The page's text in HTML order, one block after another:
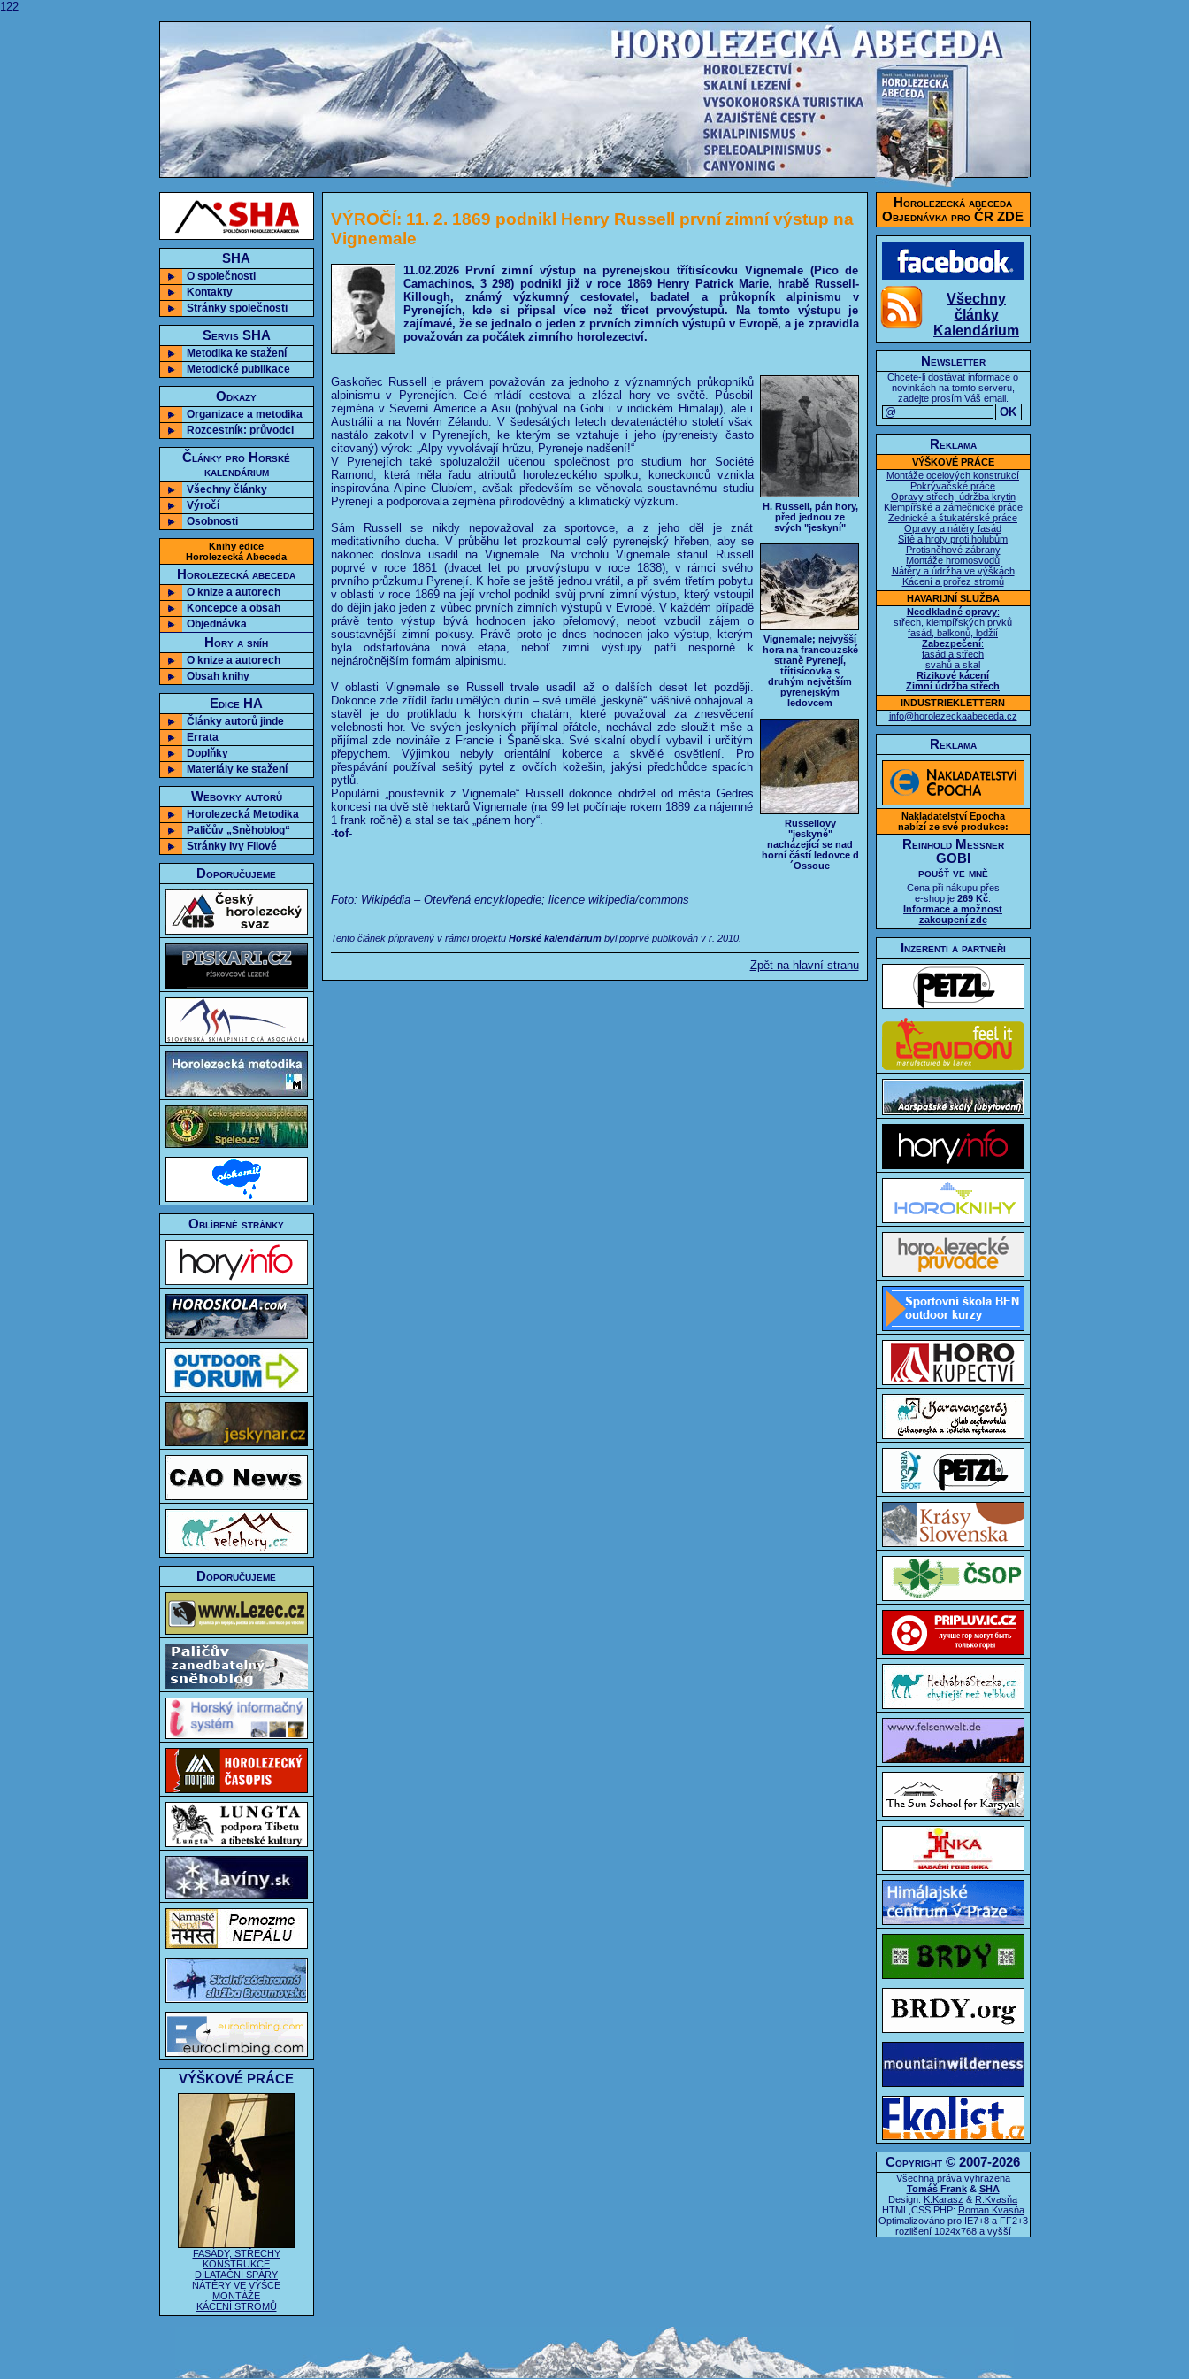
122
SHA
O společnosti
Kontakty
Stránky společnosti
Servis SHA
Metodika ke stažení
Metodické publikace
Odkazy
Organizace a metodika
Rozcestník: průvodci
Články pro Horské
kalendárium
Všechny články
Výročí
Osobnosti
Knihy edice
Horolezecká Abeceda
Horolezecká abeceda
O knize a autorech
Koncepce a obsah
Objednávka
Hory a sníh
O knize a autorech
Obsah knihy
Edice HA
Články autorů jinde
Errata
Doplňky
Materiály ke stažení
Webovky autorů
Horolezecká Metodika
Paličův „Sněhoblog“
Stránky Ivy Filové
Doporučujeme
Oblíbené stránky
Doporučujeme
VÝŠKOVÉ PRÁCE
FASÁDY, STŘECHY
KONSTRUKCE
DILATAČNÍ SPÁRY
NÁTĚRY VE VÝŠCE
MONTÁŽE
KÁCENÍ STROMŮ
VÝROČÍ: 11. 2. 1869 podnikl Henry Russell první zimní výstup na
Vignemale
11.02.2026 První zimní výstup na pyrenejskou třítisícovku Vignemale (Pico de
Camachinos, 3 298) podnikl již v roce 1869 Henry Patrick Marie, hrabě Russell-
Killough, známý výzkumný cestovatel, badatel a průkopník alpinismu v
Pyrenejích, kde si připsal více než třicet prvovýstupů. Na tomto výstupu je
zajímavé, že se jednalo o jeden z prvních zimních výstupů v Evropě, a je zpravidla
považován za počátek zimního horolezectví.
H. Russell, pán hory,
před jednou ze
svých "jeskyní"
Vignemale; nejvyšší
hora na francouzské
straně Pyrenejí,
třítisícovka s
druhým největším
pyrenejským
ledovcem
Russellovy
"jeskyně"
nacházející se nad
horní částí ledovce d
´Ossoue
Gaskoňec Russell je právem považován za jednoho z významných průkopníků
alpinismu v Pyrenejích. Celé mládí cestoval a zlézal hory ve světě. Působil
zejména v Severní Americe a Asii (pobýval na Gobi i v indickém Himálaji), ale i
Austrálii a na Novém Zélandu. V šedesátých letech devatenáctého století však
nastálo zakotvil v Pyrenejích, ke kterým se vztahuje i jeho (pyreneisty často
citovaný) výrok: „Alpy vyvolávají hrůzu, Pyreneje nadšení!“
V Pyrenejích také spoluzaložil učenou společnost pro studium hor Société
Ramond, která měla řadu atributů horolezeckého spolku, koneckonců vznikla
inspirována Alpine Club/em, avšak především se věnovala soustavnému studiu
Pyrenejí a podporovala zejména přírodovědný a klimatický výzkum.
Sám Russell se nikdy nepovažoval za sportovce, a z jeho děl je znát
meditativního ducha. V průběhu let prozkoumal celý pyrenejský hřeben, aby se
nakonec doslova usadil na Vignemale. Na vrcholu Vignemale stanul Russell
poprvé v roce 1861 (dvacet let po prvovýstupu v roce 1838), v rámci svého
prvního průzkumu Pyrenejí. K hoře se ještě jednou vrátil, a při svém třetím pobytu
v oblasti v roce 1869 na její vrchol podnikl svůj první zimní výstup, který vstoupil
do dějin jako jeden z vůbec prvních zimních výstupů v Evropě. V každém případě
právě tento výstup bývá hodnocen jako přelomový, neboť vzbudil zájem o
soustavnější zimní pokusy. Právě proto je dnes hodnocen jako výstup, kterým
byla odstartována nová etapa, neboť zimní výstupy patří nesporně k
nejnáročnějším formám alpinismu.
V oblasti Vignemale se Russell trvale usadil až o dalších deset let později.
Dokonce zde zřídil řadu umělých dutin – své umělé „jeskyně“ vášnivě obhajoval a
stavěl je do protikladu k horským chatám, které považoval za znesvěcení
velebnosti hor. Ve svých jeskyních přijímal přátele, nechával zde sloužit mše a
přijímal zde novináře z Francie i Španělska. Své skalní obydlí vybavil i určitým
přepychem. Výjimkou nebyly orientální koberce a skvělé osvětlení. Pro
přespávání používal sešitý pytel z ovčích kožešin, jakýsi předchůdce spacích
pytlů.
Populární „poustevník z Vignemale“ Russell dokonce obdržel od města Gedres
koncesi na dvě stě hektarů Vignemale (na 99 let počínaje rokem 1889 za nájemné
1 frank ročně) a stal se tak „pánem hory“.
-tof-
Foto: Wikipédia – Otevřená encyklopedie; licence wikipedia/commons
Tento článek připravený v rámci projektu Horské kalendáriumbyl poprvé publikován v r. 2010.
Zpět na hlavní stranu
Horolezecká abeceda
Objednávka pro ČR ZDE
Všechny
články
Kalendárium
Newsletter
Chcete-li dostávat informace o
novinkách na tomto serveru,
zadejte prosím Váš email.
Reklama
VÝŠKOVÉ PRÁCE
Montáže ocelových konstrukcí
Pokrývačské práce
Opravy střech, údržba krytin
Klempířské a zámečnické práce
Zednické a štukatérské práce
Opravy a nátěry fasád
Sítě a hroty proti holubům
Protisněhové zábrany
Montáže hromosvodů
Nátěry a údržba ve výškách
Kácení a prořez stromů
HAVARIJNÍ SLUŽBA
Neodkladné opravy:
střech, klempířských prvků
fasád, balkonů, lodžií
Zabezpečení:
fasád a střech
svahů a skal
Rizikové kácení
Zimní údržba střech
INDUSTRIEKLETTERN
info@horolezeckaabeceda.cz
Reklama
Nakladatelství Epocha
nabízí ze své produkce:
Reinhold Messner
GOBI
poušť ve mně
Cena při nákupu přes
e-shop je 269 Kč
Informace a možnost
zakoupení zde
Inzerenti a partneři
Copyright © 2007-2026
Všechna práva vyhrazena
Tomáš Frank& SHA
Design: K.Karasz & R.Kvasňa
HTML,CSS,PHP: Roman Kvasňa
Optimalizováno pro IE7+8 a FF2+3
rozlišení 1024x768 a vyšší